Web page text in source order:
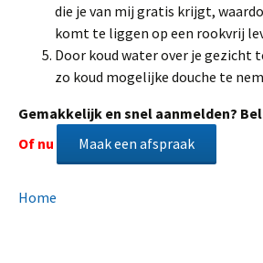
die je van mij gratis krijgt,
komt te liggen op een rookvrij
Door koud water over je gezicht
zo koud mogelijke douche te
Gemakkelijk en snel aanmelden?
Of nu
Maak een afspraak
Home